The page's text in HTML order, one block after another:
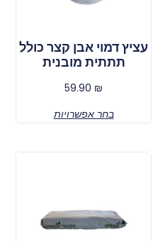
עציץ דמוי אבן קצר כולל
תתתית מובנית
59.90 ₪
בחר אפשרויות